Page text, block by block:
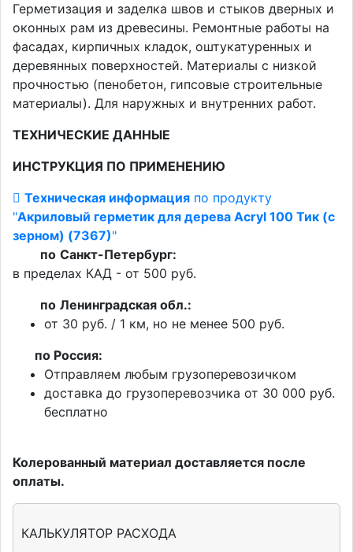
Герметизация и заделка швов и стыков дверных и
оконных рам из древесины. Ремонтные работы на
фасадах, кирпичных кладок, оштукатуренных и
деревянных поверхностей. Материалы с низкой
прочностью (пенобетон, гипсовые строительные
материалы). Для наружных и внутренних работ.
ТЕХНИЧЕСКИЕ ДАННЫЕ
ИНСТРУКЦИЯ ПО ПРИМЕНЕНИЮ
Техническая информация по продукту
"Акриловый герметик для дерева Acryl 100 Тик (с
зерном) (7367)"
по Санкт-Петербург:
в пределах КАД - от 500 руб.
по Ленинградская обл.:
от 30 руб. / 1 км, но не менее 500 руб.
по Россия:
Отправляем любым грузоперевозичком
доставка до грузоперевозчика от 30 000 руб.
бесплатно
Колерованный материал доставляется после
оплаты.
КАЛЬКУЛЯТОР РАСХОДА